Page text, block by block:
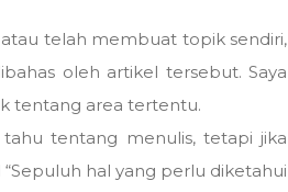
telah membuat topik sendiri,
oleh artikel tersebut. Saya
tentang area tertentu.
tentang menulis, tetapi jika
hal yang perlu diketahui